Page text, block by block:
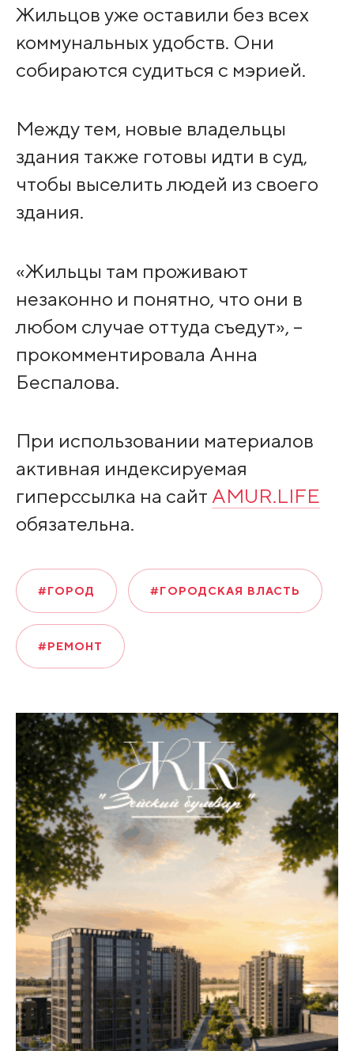
Жильцов уже оставили без всех
коммунальных удобств. Они
собираются судиться с мэрией.
Между тем, новые владельцы
здания также готовы идти в суд,
чтобы выселить людей из своего
здания.
«Жильцы там проживают
незаконно и понятно, что они в
любом случае оттуда съедут», –
прокомментировала Анна
Беспалова.
При использовании материалов
активная индексируемая
гиперссылка на сайт AMUR.LIFE
обязательна.
#ГОРОД #ГОРОДСКАЯ ВЛАСТЬ
#РЕМОНТ